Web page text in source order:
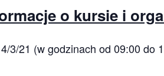
o kursie i
3/21 (w godzinach od 09:00 do